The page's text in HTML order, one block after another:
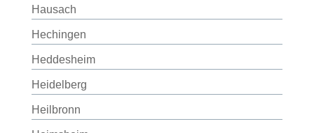
Hausach
Hechingen
Heddesheim
Heidelberg
Heilbronn